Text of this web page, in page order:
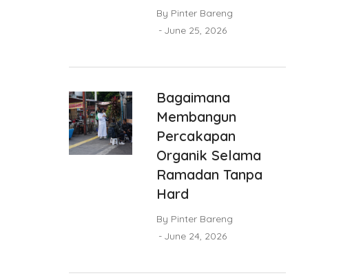
By Pinter Bareng
June 25, 2026
Bagaimana
Membangun
Percakapan
Organik Selama
Ramadan Tanpa
Hard
By Pinter Bareng
June 24, 2026